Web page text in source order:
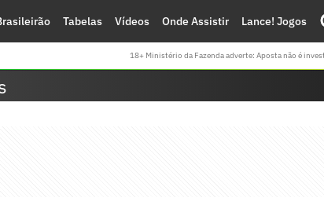
Tabelas Vídeos Onde Assistir Lance! Jogos
18+ Ministério da Fazenda adverte: Aposta não é